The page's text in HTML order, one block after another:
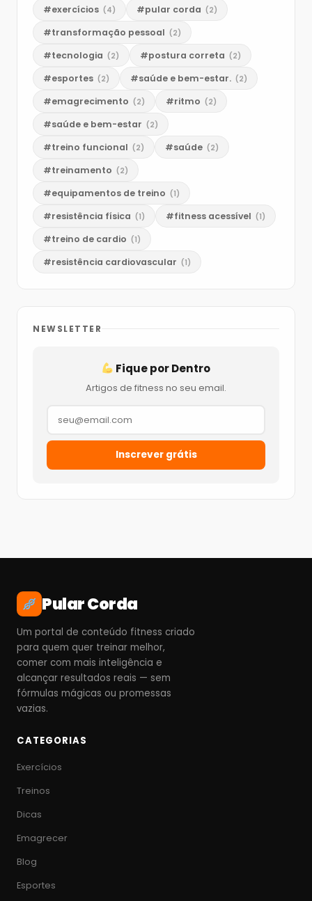
#exercícios (4) #pular corda (2)
#transformação pessoal (2)
#tecnologia (2) #postura correta (2)
#esportes (2) #saúde e bem-estar. (2)
#emagrecimento (2) #ritmo (2)
#saúde e bem-estar (2)
#treino funcional (2) #saúde (2)
#treinamento (2)
#equipamentos de treino (1)
#resistência física (1) #fitness acessível (1)
#treino de cardio (1)
#resistência cardiovascular (1)
NEWSLETTER
Fique por Dentro
Artigos de fitness no seu email.
Inscrever grátis
Pular Corda
Um portal de conteúdo fitness criado
para quem quer treinar melhor,
comer com mais inteligência e
alcançar resultados reais — sem
fórmulas mágicas ou promessas
vazias.
CATEGORIAS
Exercícios
Treinos
Dicas
Emagrecer
Blog
Esportes